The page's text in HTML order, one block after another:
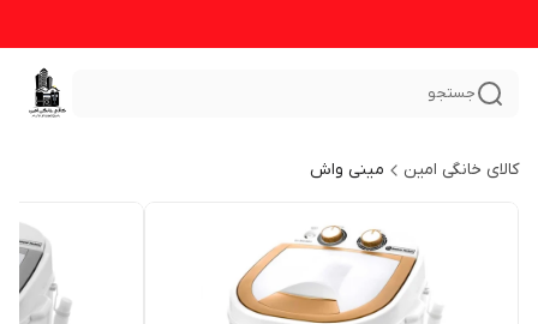
جستجو
کالای خانگی امین مینی واش